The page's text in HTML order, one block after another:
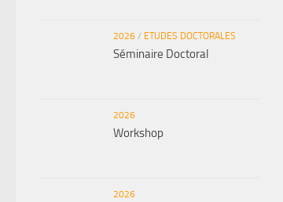
2026 / ETUDES DOCTORALES
Séminaire Doctoral
2026
Workshop
2026